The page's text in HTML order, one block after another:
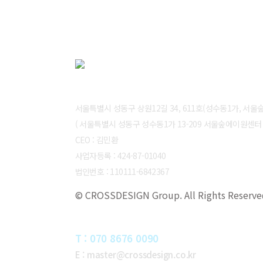
서울특별시 성동구 상원12길 34, 611호(성수동1가, 서울
( 서울특별시 성동구 성수동1가 13-209 서울숲에이원센
CEO : 김민환
사업자등록 : 424-87-01040
법인번호 : 110111-6842367
© CROSSDESIGN Group. All Rights
T : 070 8676 0090
E : master@crossdesign.co.kr